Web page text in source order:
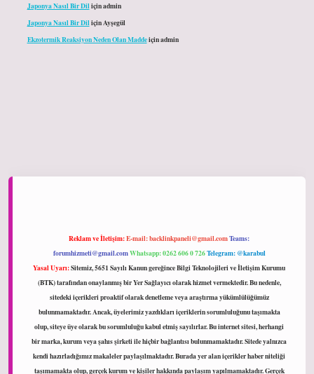
Japonya Nasıl Bir Diliçinadmin
Japonya Nasıl Bir DiliçinAyşegül
Ekzotermik Reaksiyon Neden Olan Maddeiçinadmin
Reklam ve İletişim:E-mail:backlinkpaneli@gmail.comTeams:
forumhizmeti@gmail.comWhatsapp: 0262 606 0 726Telegram: @karabul
Yasal Uyarı:Sitemiz, 5651 Sayılı Kanun gereğince Bilgi Teknolojileri ve İletişim Kurumu
(BTK) tarafından onaylanmış bir Yer Sağlayıcı olarak hizmet vermektedir. Bu nedenle,
sitedeki içerikleri proaktif olarak denetleme veya araştırma yükümlülüğümüz
bulunmamaktadır. Ancak, üyelerimiz yazdıkları içeriklerin sorumluluğunu taşımakta
olup, siteye üye olarak bu sorumluluğu kabul etmiş sayılırlar. Bu internet sitesi, herhangi
bir marka, kurum veya şahıs şirketi ile hiçbir bağlantısı bulunmamaktadır. Sitede yalnızca
kendi hazırladığımız makaleler paylaşılmaktadır. Burada yer alan içerikler haber niteliği
taşımamakta olup, gerçek kurum ve kişiler hakkında paylaşım yapılmamaktadır. Gerçek